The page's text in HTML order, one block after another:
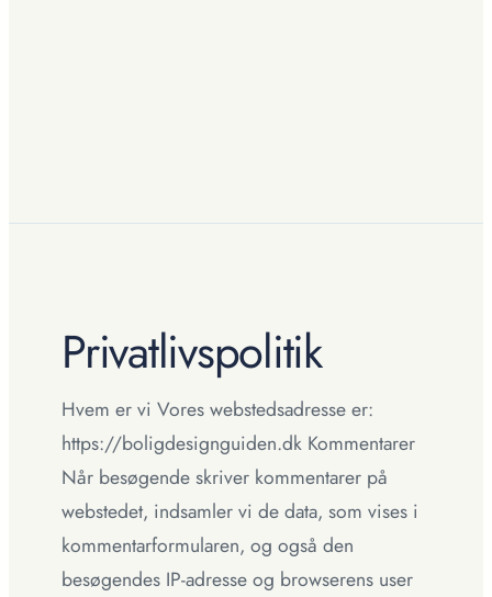
Privatlivspolitik
Hvem er vi Vores webstedsadresse er:
https://boligdesignguiden.dk Kommentarer
Når besøgende skriver kommentarer på
webstedet, indsamler vi de data, som vises i
kommentarformularen, og også den
besøgendes IP-adresse og browserens user